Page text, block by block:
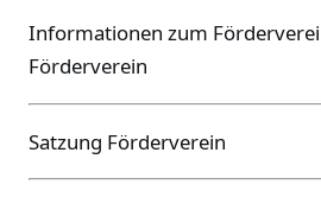
Informationen zum
Förderverein
Satzung Förderverein